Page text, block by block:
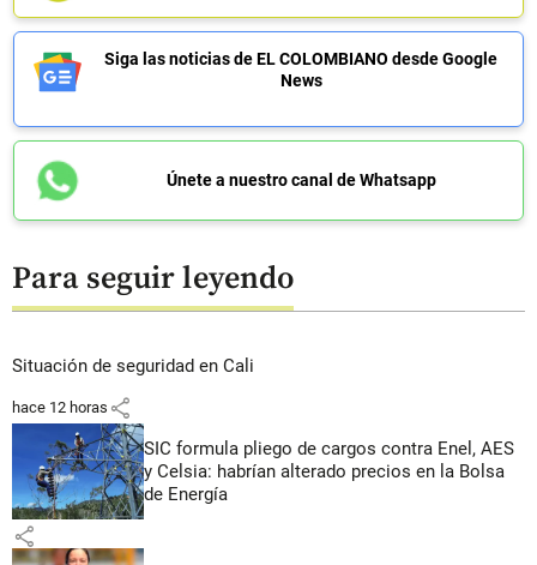
Siga las noticias de EL COLOMBIANO desde Google
News
Únete a nuestro canal de Whatsapp
Para seguir leyendo
Situación de seguridad en Cali
hace 12 horas share
SIC formula pliego de cargos contra Enel, AES
y Celsia: habrían alterado precios en la Bolsa
de Energía
share